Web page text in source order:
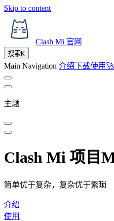
Skip to content
Clash Mi 官网
搜索K
Main Navigation 介绍下载使用
主题
Clash Mi 项目
简单优于复杂，复杂优于繁琐
介绍
使用